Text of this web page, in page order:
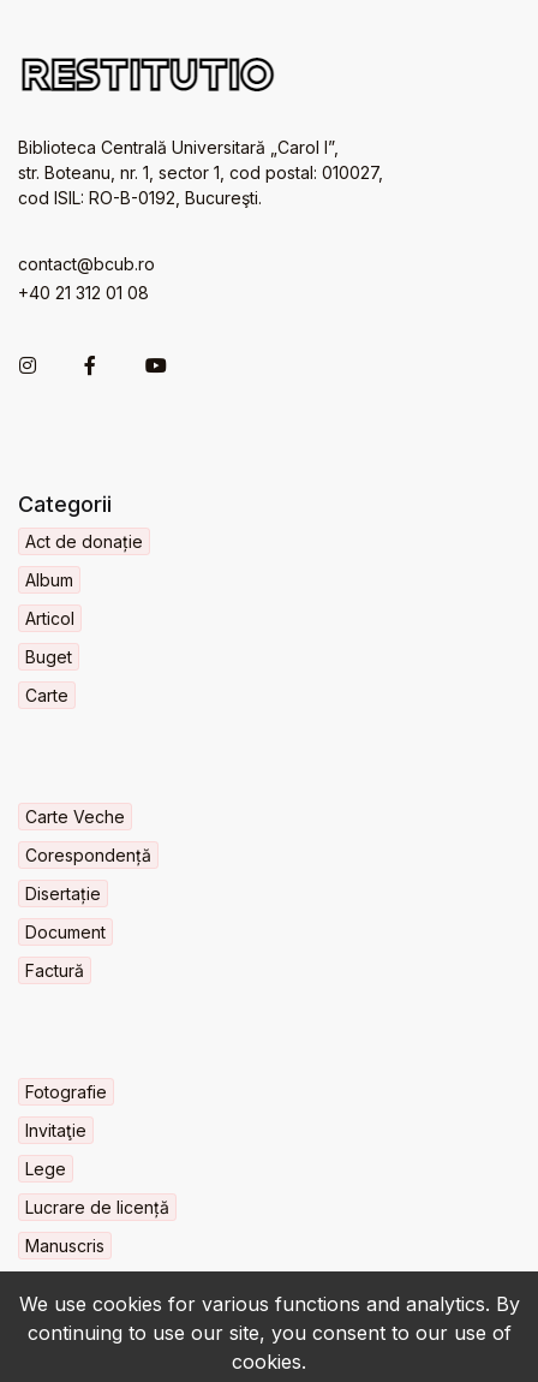
We use cookies for various functions and analytics. By
continuing to use our site, you consent to our use of
cookies.
Biblioteca Centrală Universitară „Carol I”,
str. Boteanu, nr. 1, sector 1, cod postal: 010027,
cod ISIL: RO-B-0192, Bucureşti.
contact@bcub.ro
+40 21 312 01 08
Categorii
Act de donație
Album
Articol
Buget
Carte
Carte Veche
Corespondență
Disertație
Document
Factură
Fotografie
Invitaţie
Lege
Lucrare de licență
Manuscris